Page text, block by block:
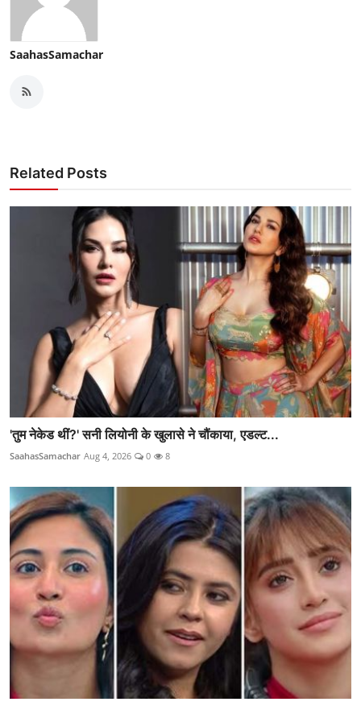
SaahasSamachar
Related Posts
'तुम नेकेड थीं?' सनी लियोनी के खुलासे ने चौंकाया, एडल्ट...
SaahasSamachar Aug 4, 2026 0 8